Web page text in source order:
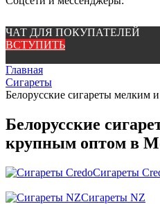
ЧАТ ДЛЯ ПОКУПАТЕЛЕЙ
ВСТУПИТЬ
Главная
Сигареты
Белорусские сигареты
Белорусские
крупным оптом в
Сигареты
Сигареты NZ